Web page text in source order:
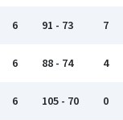
6 91 - 73 7
6 88 - 74 4
6 105 - 70 0